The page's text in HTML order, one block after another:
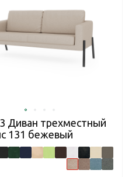
Диван трехместный
131 бежевый